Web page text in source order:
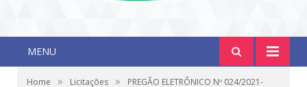
MENU
Home » Licitações »
PREGÃO ELETRÔNICO Nº 024/2021-